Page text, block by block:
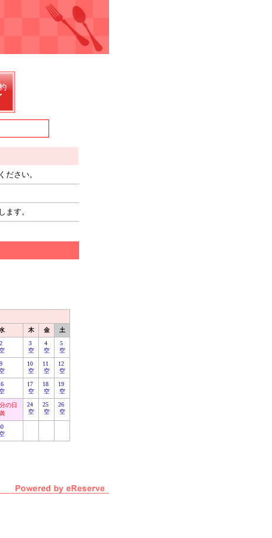
さい。
す。
木 金
土
2
空
3
空
4
空
5
空
9
空
10
空
11
空
12
空
空
17
空
18
空
19
空
の日
24
空
25
空
26
空
空